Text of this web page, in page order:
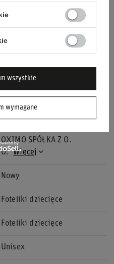
marki Sparco,
akcesoriów
aby zapewnić swojemu
i spokój ducha podczas
OXIMO SPÓŁKA Z O.
O.
Więcej
Nowy
Foteliki dziecięce
Foteliki dziecięce
Unisex
wymagane
wszystkie